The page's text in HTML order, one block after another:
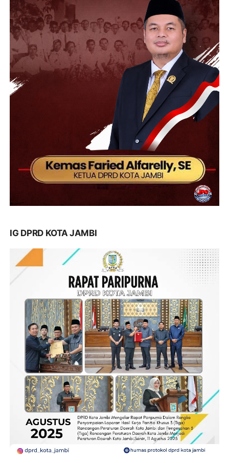
IG DPRD KOTA JAMBI